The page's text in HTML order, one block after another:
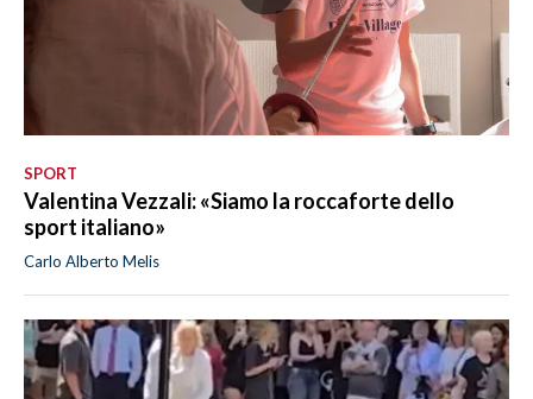
SPORT
Valentina Vezzali: «Siamo la roccaforte dello
sport italiano»
Carlo Alberto Melis